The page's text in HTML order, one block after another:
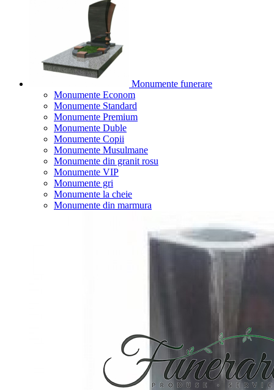
Monumente funerare
Monumente Econom
Monumente Standard
Monumente Premium
Monumente Duble
Monumente Copii
Monumente Musulmane
Monumente din granit rosu
Monumente VIP
Monumente gri
Monumente la cheie
Monumente din marmura